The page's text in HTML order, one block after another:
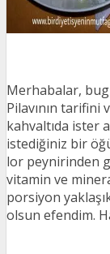
Merhabalar,
Pilavının tarifini
kahvaltıda ister
istediğiniz bir
lor peynirinden
vitamin ve
porsiyon
olsun efendim.